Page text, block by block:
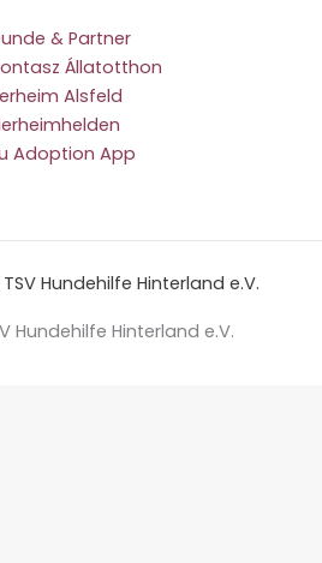
& Partner
Állatotthon
Alsfeld
Adoption App
Hundehilfe Hinterland e.V.
Hundehilfe Hinterland e.V.